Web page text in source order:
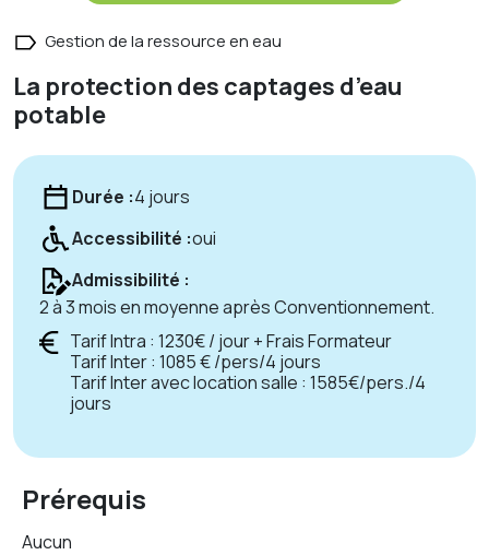
Gestion de la ressource en eau
La protection des captages d’eau
potable
Durée :4 jours
Accessibilité :oui
Admissibilité :
2 à 3 mois en moyenne après Conventionnement.
Tarif Intra : 1230€ / jour + Frais Formateur
Tarif Inter : 1085 € /pers/4 jours
Tarif Inter avec location salle : 1585€/pers./4
jours
Prérequis
Aucun